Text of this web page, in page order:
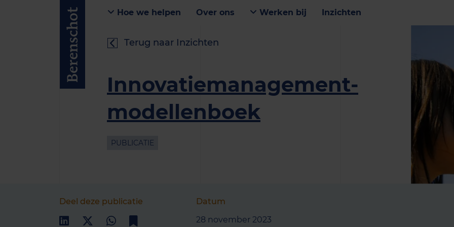
Hoe we helpen Over ons Werken bij Inzichten
Terug naar Inzichten
Innovatiemanagement­
modellenboek
PUBLICATIE
Deel deze publicatie
Datum
28 november 2023